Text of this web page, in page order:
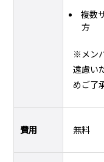
複数
方
※メン
遠慮い
めご了
費用 無料